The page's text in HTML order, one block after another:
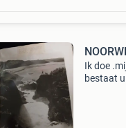
Ik doe
bestaat